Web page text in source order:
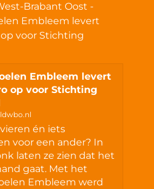
Brabant Oost -
Embleem levert
op voor Stichting
Embleem levert
op voor Stichting
én iets
voor een ander? In
laten ze zien dat het
gaat. Met het
Embleem werd